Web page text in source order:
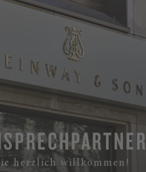
herzlich willkommen!